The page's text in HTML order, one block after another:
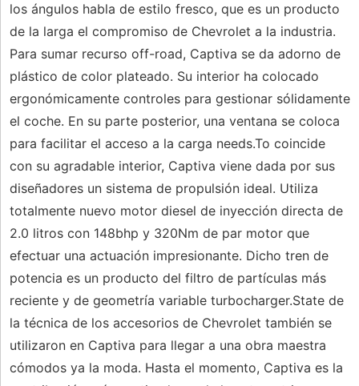
los ángulos habla de estilo fresco, que es un producto
de la larga el compromiso de Chevrolet a la industria.
Para sumar recurso off-road, Captiva se da adorno de
plástico de color plateado. Su interior ha colocado
ergonómicamente controles para gestionar sólidamente
el coche. En su parte posterior, una ventana se coloca
para facilitar el acceso a la carga needs.To coincide
con su agradable interior, Captiva viene dada por sus
diseñadores un sistema de propulsión ideal. Utiliza
totalmente nuevo motor diesel de inyección directa de
2.0 litros con 148bhp y 320Nm de par motor que
efectuar una actuación impresionante. Dicho tren de
potencia es un producto del filtro de partículas más
reciente y de geometría variable turbocharger.State de
la técnica de los accesorios de Chevrolet también se
utilizaron en Captiva para llegar a una obra maestra
cómodos ya la moda. Hasta el momento, Captiva es la